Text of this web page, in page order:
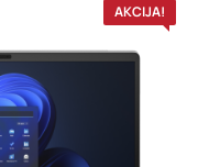
AKCIJA!